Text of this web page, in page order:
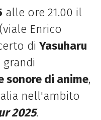
alle ore 21.00 il
(viale Enrico
di Yasuharu
sonore di anime,
nell'ambito
2025.